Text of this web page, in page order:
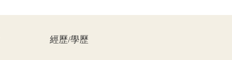
經歷/學歷